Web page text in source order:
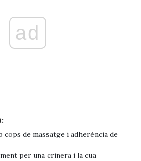
ad
cops de massatge i adherència de
per una crinera i la cua